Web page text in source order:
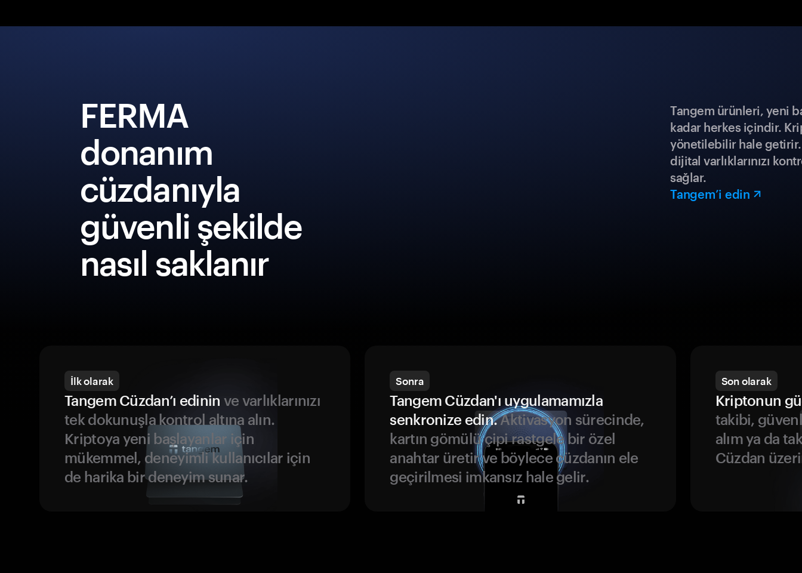
FERMA
donanım
cüzdanıyla
güvenli şekilde
nasıl saklanır
Tangem ürünleri, yeni
kadar herkes içindir.
yönetilebilir hale
dijital varlıklarınızı
sağlar.
Tangem’i edin
İlk olarak
Tangem Cüzdan’ı edinin ve varlıklarınızı
tek dokunuşla kontrol altına alın.
Kriptoya yeni başlayanlar için
mükemmel, deneyimli kullanıcılar için
de harika bir deneyim sunar.
Sonra
Tangem Cüzdan'ı uygulamamızla
senkronize edin.Aktivasyon sürecinde,
kartın gömülü çipi rastgele bir özel
anahtar üretir ve böylece cüzdanın ele
geçirilmesi imkansız hale gelir.
Son olarak
Kriptonun
takibi,
alım ya da
Cüzdan